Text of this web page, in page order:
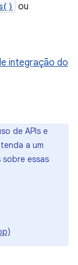
ou
integração do
de APIs e
a um
essas